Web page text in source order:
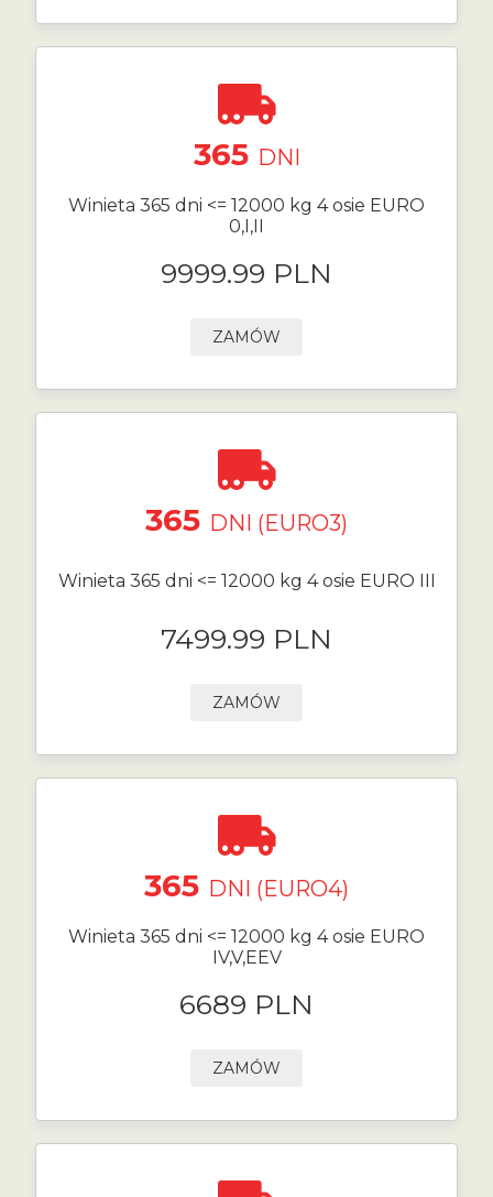
365 DNI
Winieta 365 dni <= 12000 kg 4 osie EURO
0,I,II
9999.99 PLN
ZAMÓW
365 DNI (EURO3)
Winieta 365 dni <= 12000 kg 4 osie EURO III
7499.99 PLN
ZAMÓW
365 DNI (EURO4)
Winieta 365 dni <= 12000 kg 4 osie EURO
IV,V,EEV
6689 PLN
ZAMÓW